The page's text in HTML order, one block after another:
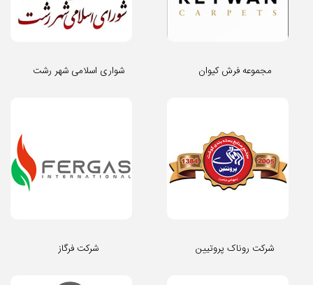
شواری اسلامی شهر رشت مجموعه فرش کیوان
شرکت فرگاز شرکت روناک پروتیین